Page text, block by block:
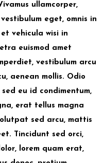
ullamcorper,
eget, omnis in
vehicula wisi in
euismod amet
vestibulum arcu
aenean mollis. Odio
eu id condimentum,
erat tellus magna
sed arcu, mattis
Tincidunt sed orci,
lorem quam erat,